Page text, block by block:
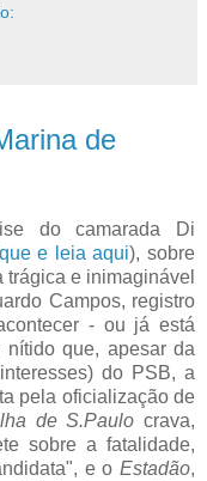
de
do camarada Di
e leia aqui), sobre
e inimaginável
Campos, registro
- ou já está
nítido que, apesar da
do PSB, a
pela oficialização de
de S.Paulo crava,
sobre a fatalidade,
e o Estadão,